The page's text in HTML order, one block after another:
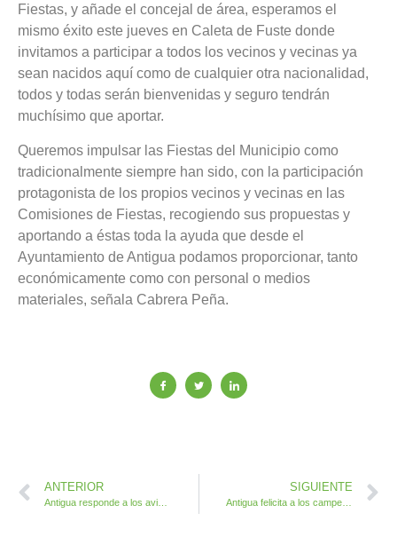
Fiestas, y añade el concejal de área, esperamos el
mismo éxito este jueves en Caleta de Fuste donde
invitamos a participar a todos los vecinos y vecinas ya
sean nacidos aquí como de cualquier otra nacionalidad,
todos y todas serán bienvenidas y seguro tendrán
muchísimo que aportar.
Queremos impulsar las Fiestas del Municipio como
tradicionalmente siempre han sido, con la participación
protagonista de los propios vecinos y vecinas en las
Comisiones de Fiestas, recogiendo sus propuestas y
aportando a éstas toda la ayuda que desde el
Ayuntamiento de Antigua podamos proporcionar, tanto
económicamente como con personal o medios
materiales, señala Cabrera Peña.
ANTERIOR SIGUIENTE
Antigua felicita a los campeones de la Escuela de Bádminton Municipal